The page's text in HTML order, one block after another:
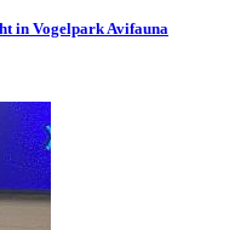
in Vogelpark Avifauna